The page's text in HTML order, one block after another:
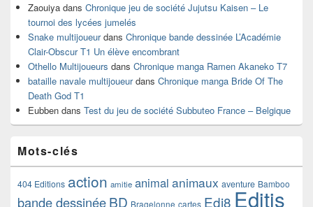
Zaouiya dans Chronique jeu de société Jujutsu Kaisen – Le
tournoi des lycées jumelés
Snake multijoueurdans Chronique bande dessinée L’Académie
Clair-Obscur T1 Un élève encombrant
Othello Multijoueurs dans Chronique manga Ramen Akaneko T7
bataille navale multijoueurdans Chronique manga Bride Of The
Death God T1
Eubben dans Test du jeu de société Subbuteo France – Belgique
Mots-clés
404 Editions action amitie animal animaux aventure Bamboo
bande dessinéeBD Bragelonne cartes Edi8 Editis